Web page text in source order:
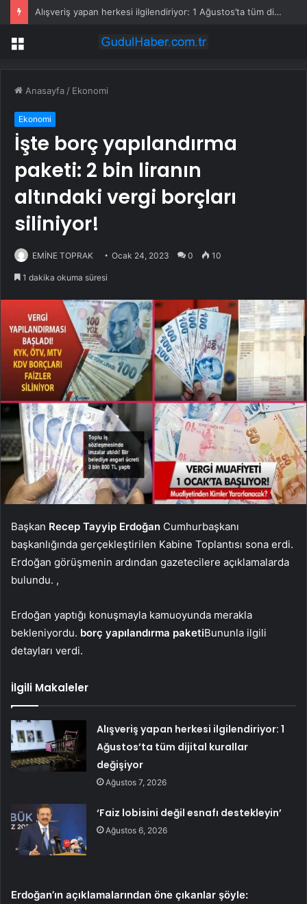
Alışveriş yapan herkesi ilgilendiriyor: 1 Ağustos’ta tüm dijital kurallar değişiyor
Menü
Anasayfa / Ekonomi
Ekonomi
İşte borç yapılandırma
paketi: 2 bin liranın
altındaki vergi borçları
siliniyor!
EMİNE TOPRAK Ocak 24, 2023 0 10
1 dakika okuma süresi
Başkan Recep Tayyip Erdoğan Cumhurbaşkanı
başkanlığında gerçekleştirilen Kabine Toplantısı sona erdi.
Erdoğan görüşmenin ardından gazetecilere açıklamalarda
bulundu. ,
Erdoğan yaptığı konuşmayla kamuoyunda merakla
bekleniyordu. borç yapılandırma paketiBununla ilgili
detayları verdi.
İlgili Makaleler
Alışveriş yapan herkesi ilgilendiriyor: 1
Ağustos’ta tüm dijital kurallar
değişiyor
Ağustos 7, 2026
‘Faiz lobisini değil esnafı destekleyin’
Ağustos 6, 2026
Erdoğan’ın açıklamalarından öne çıkanlar şöyle: